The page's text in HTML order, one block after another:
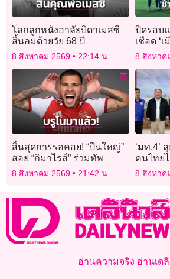
โลกลูกหนังอาลัยบิดาเมสซี
สิ้นลมด้วยวัย 68 ปี
8 สิงหาคม 2569 22:14 น.
ปิดรอบแ
เชือด ‘
เสียประ
8 สิงหาค
สิ้นสุดการรอคอย! “ปืนใหญ่”
สอย “กิมาไรส์” ร่วมทัพ
8 สิงหาคม 2569 21:42 น.
‘มท.4’
คนไทย
ต่างชาติ
8 สิงหาค
อ่านความจริง อ่านเด